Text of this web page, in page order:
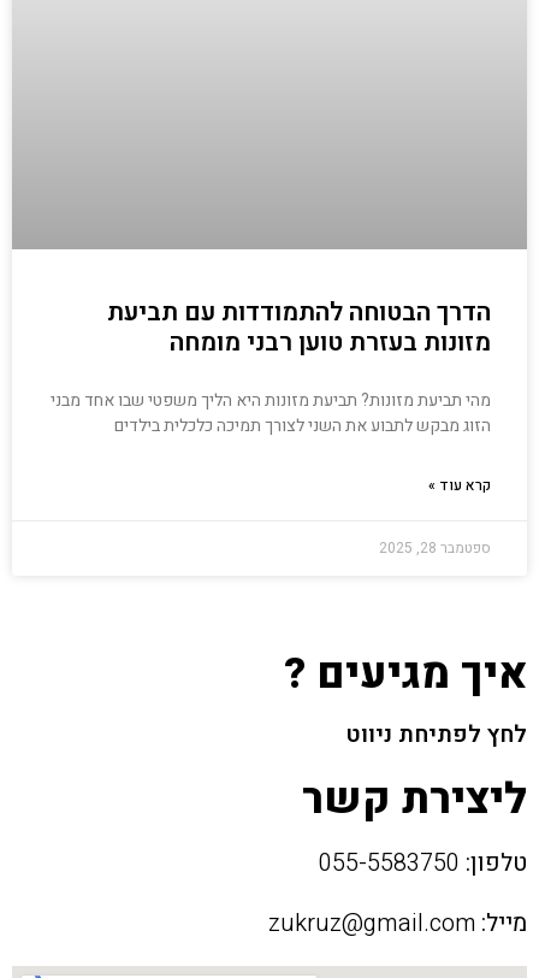
הדרך הבטוחה להתמודדות עם תביעת
מזונות בעזרת טוען רבני מומחה
מהי תביעת מזונות? תביעת מזונות היא הליך משפטי שבו אחד מבני
הזוג מבקש לתבוע את השני לצורך תמיכה כלכלית בילדים
קרא עוד »
ספטמבר 28, 2025
איך מגיעים ?
לחץ לפתיחת ניווט
ליצירת קשר
טלפון:
מייל: zukruz@gmail.com